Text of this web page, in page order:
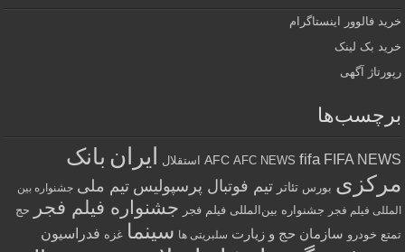
خرید فالوور اینستاگرام
خرید بک لینک
رپورتاژ آگهی
برچسب‌ها
AFC AFC NEWS fifa FIFA NEWS استقلال ایران بانک
مرکزی بورس تئاتر تیم فوتبال پرسپولیس تیم ملی جشنواره بین
المللی فیلم فجر جشنواره بین‌المللی فیلم فجر جشنواره فیلم فجر
حج
تمتع خودرو سازمان حج و زیارت سلبریتی ها سینما غزه فدراسیون